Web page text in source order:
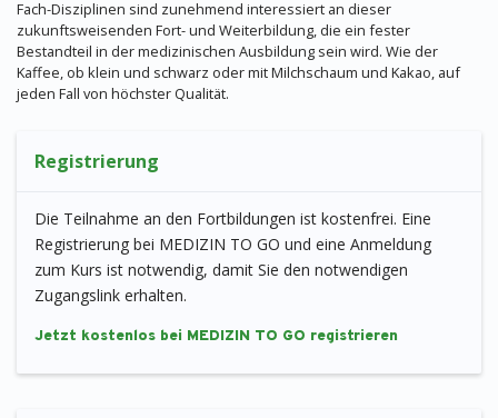
Fach-Disziplinen sind zunehmend interessiert an dieser
zukunftsweisenden Fort- und Weiterbildung, die ein fester
Bestandteil in der medizinischen Ausbildung sein wird. Wie der
Kaffee, ob klein und schwarz oder mit Milchschaum und Kakao, auf
jeden Fall von höchster Qualität.
Registrierung
Die Teilnahme an den Fortbildungen ist kostenfrei. Eine
Registrierung bei MEDIZIN TO GO und eine Anmeldung
zum Kurs ist notwendig, damit Sie den notwendigen
Zugangslink erhalten.
Jetzt kostenlos bei MEDIZIN TO GO registrieren